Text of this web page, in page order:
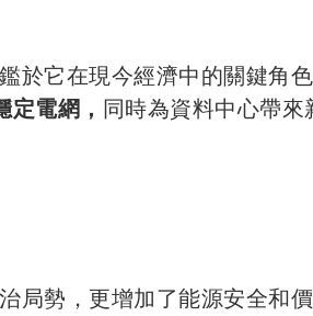
於它在現今經濟中的關鍵角
定電網， 同時為資料中心帶來
勢，更增加了能源安全和價